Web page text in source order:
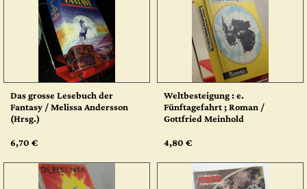
Das grosse Lesebuch der
Fantasy / Melissa Andersson
(Hrsg.)
6,70 €
Weltbesteigung : e.
Fünftagefahrt ; Roman /
Gottfried Meinhold
4,80 €